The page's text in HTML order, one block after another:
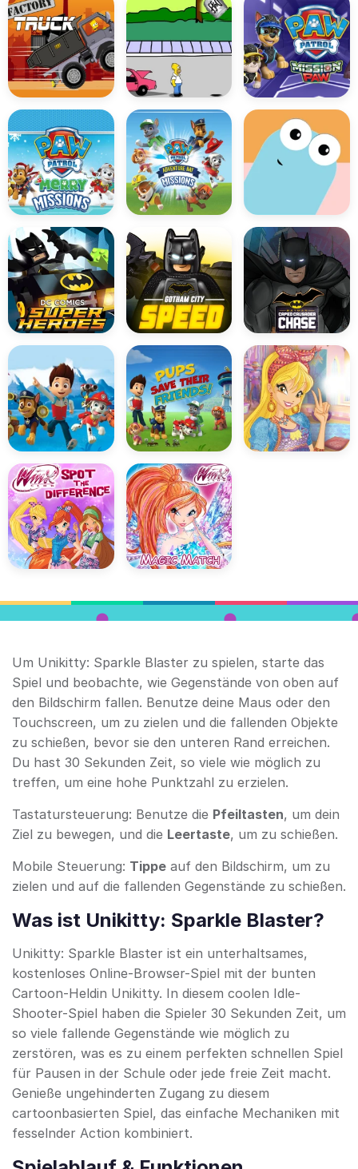
Um Unikitty: Sparkle Blaster zu spielen, starte das
Spiel und beobachte, wie Gegenstände von oben auf
den Bildschirm fallen. Benutze deine Maus oder den
Touchscreen, um zu zielen und die fallenden Objekte
zu schießen, bevor sie den unteren Rand erreichen.
Du hast 30 Sekunden Zeit, so viele wie möglich zu
treffen, um eine hohe Punktzahl zu erzielen.
Tastatursteuerung: Benutze die Pfeiltasten, um dein
Ziel zu bewegen, und die Leertaste, um zu schießen.
Mobile Steuerung: Tippe auf den Bildschirm, um zu
zielen und auf die fallenden Gegenstände zu schießen.
Was ist Unikitty: Sparkle Blaster?
Unikitty: Sparkle Blaster ist ein unterhaltsames,
kostenloses Online-Browser-Spiel mit der bunten
Cartoon-Heldin Unikitty. In diesem coolen Idle-
Shooter-Spiel haben die Spieler 30 Sekunden Zeit, um
so viele fallende Gegenstände wie möglich zu
zerstören, was es zu einem perfekten schnellen Spiel
für Pausen in der Schule oder jede freie Zeit macht.
Genieße ungehinderten Zugang zu diesem
cartoonbasierten Spiel, das einfache Mechaniken mit
fesselnder Action kombiniert.